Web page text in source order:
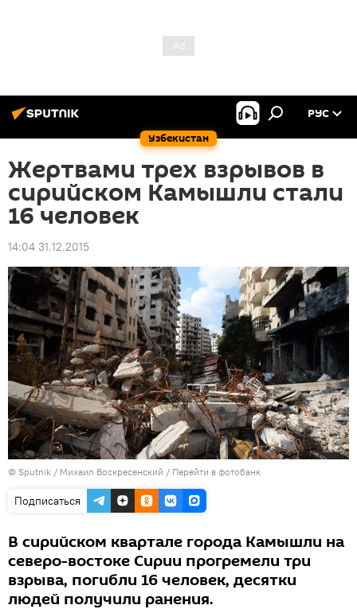
Узбекистан
РУС
Жертвами трех взрывов в
сирийском Камышли стали
16 человек
14:04 31.12.2015
© Sputnik / Михаил Воскресенский / Перейти в фотобанк
Подписаться
В сирийском квартале города Камышли на
северо-востоке Сирии прогремели три
взрыва, погибли 16 человек, десятки
людей получили ранения.